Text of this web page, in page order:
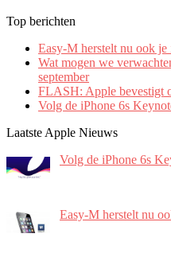
Top berichten
Easy-M herstelt nu ook je
Wat mogen we
september
FLASH: Apple bevestigt
Volg de iPhone 6s
Laatste Apple Nieuws
Volg de iPhone 6s
Easy-M herstelt nu